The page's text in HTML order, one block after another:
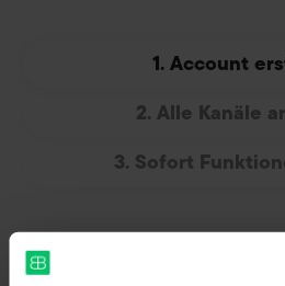
1. Account
2. Alle Kanäle
3. Sofort